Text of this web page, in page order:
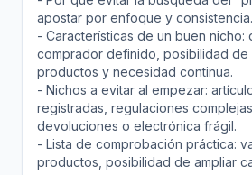
apostar por enfoque y consistencia.
- Características de un buen nicho:
comprador definido, posibilidad de
productos y necesidad continua.
- Nichos a evitar al empezar:
registradas, regulaciones
devoluciones o electrónica frágil.
- Lista de comprobación práctica:
productos, posibilidad de ampliar